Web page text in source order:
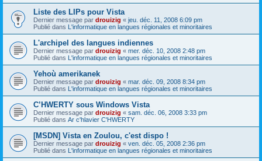
Liste des LIPs pour Vista
Dernier message par drouizig « jeu. déc. 11, 2008 6:09 pm
Publié dans L'informatique en langues régionales et minoritaires
L'archipel des langues indiennes
Dernier message par drouizig « mer. déc. 10, 2008 2:48 pm
Publié dans L'informatique en langues régionales et minoritaires
Yehoù amerikanek
Dernier message par drouizig « mar. déc. 09, 2008 8:34 pm
Publié dans L'informatique en langues régionales et minoritaires
C’HWERTY sous Windows Vista
Dernier message par drouizig « sam. déc. 06, 2008 3:33 pm
Publié dans Ar c'hlavier C'HWERTY
[MSDN] Vista en Zoulou, c'est dispo !
Dernier message par drouizig « ven. déc. 05, 2008 2:36 pm
Publié dans L'informatique en langues régionales et minoritaires